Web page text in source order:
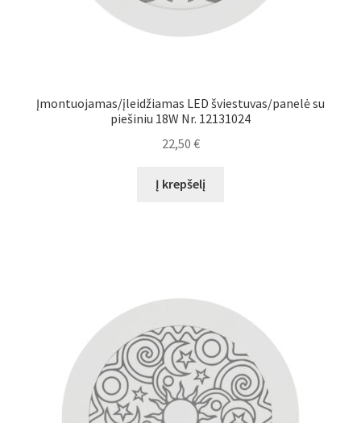
Įmontuojamas/įleidžiamas LED šviestuvas/panelė su
piešiniu 18W Nr. 12131024
22,50 €
Į krepšelį